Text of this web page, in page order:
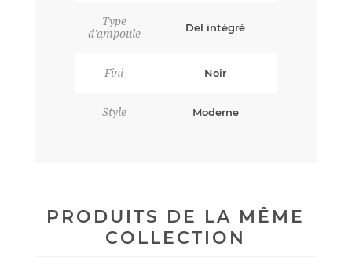
Type
d'ampoule
Del intégré
Fini Noir
Style Moderne
PRODUITS DE LA MÊME
COLLECTION